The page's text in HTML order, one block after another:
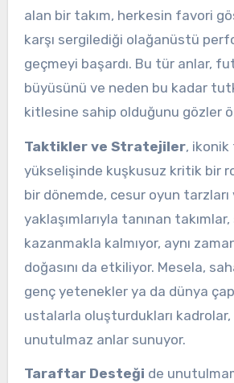
alan bir takım, herkesin favori
karşı sergilediği olağanüstü
geçmeyi başardı. Bu tür anlar,
büyüsünü ve neden bu kadar
kitlesine sahip olduğunu gözler
Taktikler ve Stratejiler, ikonik
yükselişinde kuşkusuz kritik bir
bir dönemde, cesur oyun
yaklaşımlarıyla tanınan
kazanmakla kalmıyor, aynı
doğasını da etkiliyor. Mesela,
genç yetenekler ya da dünya
ustalarla oluşturdukları
unutulmaz anlar sunuyor.
Taraftar Desteği de